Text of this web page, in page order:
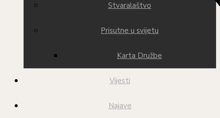
Stvaralaštvo
Prisutne u svijetu
Karta Družbe
Vijesti
Najave